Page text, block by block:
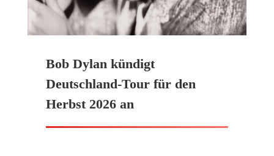
Bob Dylan kündigt
Deutschland-Tour für den
Herbst 2026 an